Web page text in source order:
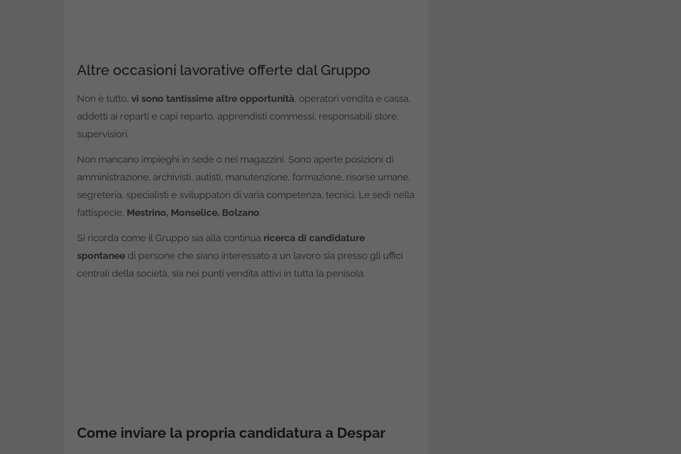
Altre occasioni lavorative offerte dal Gruppo
Non è tutto, vi sono tantissime altre opportunità, operatori vendita e cassa,
addetti ai reparti e capi reparto, apprendisti commessi, responsabili store,
supervisiori.
Non mancano impieghi in sede o nei magazzini. Sono aperte posizioni di
amministrazione, archivisti, autisti, manutenzione, formazione, risorse umane,
segreteria, specialisti e sviluppatori di varia competenza, tecnici. Le sedi nella
fattispecie, Mestrino, Monselice, Bolzano.
Si ricorda come il Gruppo sia alla continua ricerca di candidature
spontanee di persone che siano interessato a un lavoro sia presso gli uffici
centrali della società, sia nei punti vendita attivi in tutta la penisola.
Come inviare la propria candidatura a Despar